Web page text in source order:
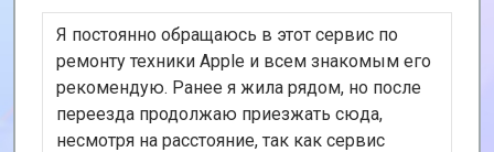
Я постоянно обращаюсь в этот сервис по
ремонту техники Apple и всем знакомым его
рекомендую. Ранее я жила рядом, но после
переезда продолжаю приезжать сюда,
несмотря на расстояние, так как сервис